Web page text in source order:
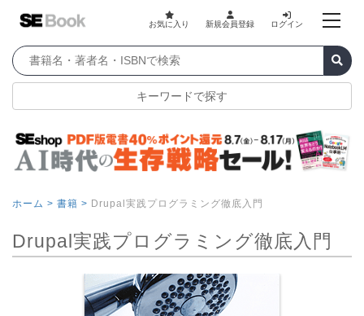
お気に入り 新規会員登録 ログイン
キーワードで探す
ホーム > 書籍 > Drupal実践プログラミング徹底入門
Drupal実践プログラミング徹底入門